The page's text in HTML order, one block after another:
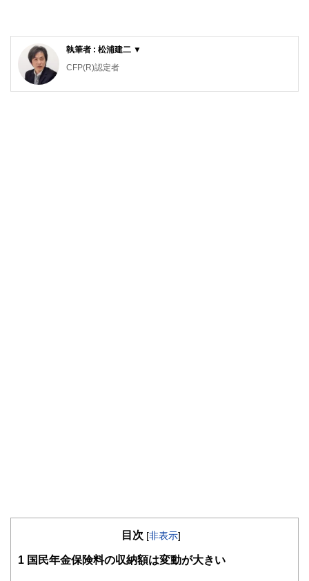
執筆者 : 松浦建二 ▼
CFP(R)認定者
1級ファイナンシャル・プランニング技能士
目次 [非表示]
1 国民年金保険料の収納額は変動が大きい